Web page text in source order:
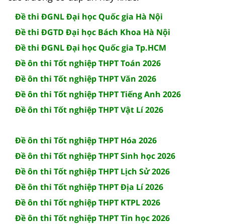
Đề thi ĐGNL Đại học Quốc gia Hà Nội
Đề thi ĐGTD Đại học Bách Khoa Hà Nội
Đề thi ĐGNL Đại học Quốc gia Tp.HCM
Đề ôn thi Tốt nghiệp THPT Toán 2026
Đề ôn thi Tốt nghiệp THPT Văn 2026
Đề ôn thi Tốt nghiệp THPT Tiếng Anh 2026
Đề ôn thi Tốt nghiệp THPT Vật Lí 2026
Đề ôn thi Tốt nghiệp THPT Hóa 2026
Đề ôn thi Tốt nghiệp THPT Sinh học 2026
Đề ôn thi Tốt nghiệp THPT Lịch Sử 2026
Đề ôn thi Tốt nghiệp THPT Địa Lí 2026
Đề ôn thi Tốt nghiệp THPT KTPL 2026
Đề ôn thi Tốt nghiệp THPT Tin học 2026